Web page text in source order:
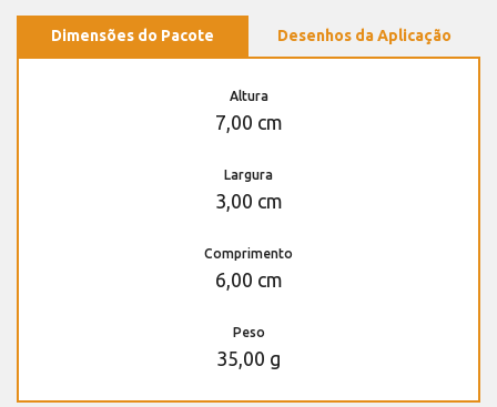
Dimensões do Pacote Desenhos da Aplicação
Altura
7,00 cm
Largura
3,00 cm
Comprimento
6,00 cm
Peso
35,00 g